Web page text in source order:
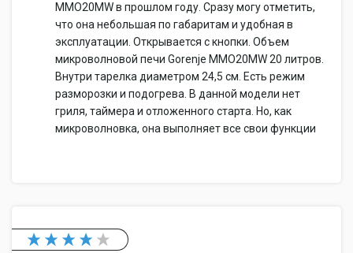
MMO20MW в прошлом году. Сразу могу отметить,
что она небольшая по габаритам и удобная в
эксплуатации. Открывается с кнопки. Объем
микроволновой печи Gorenje MMO20MW 20 литров.
Внутри тарелка диаметром 24,5 см. Есть режим
разморозки и подогрева. В данной модели нет
гриля, таймера и отложенного старта. Но, как
микроволновка, она выполняет все свои функции